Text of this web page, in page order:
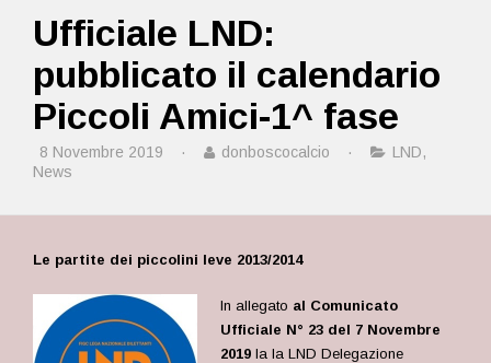
Ufficiale LND:
pubblicato il calendario
Piccoli Amici-1^ fase
8 Novembre 2019 · donboscocalcio · LND,
News
Le partite dei piccolini leve 2013/2014
In allegato al Comunicato
Ufficiale N° 23 del 7 Novembre
2019 la la LND Delegazione